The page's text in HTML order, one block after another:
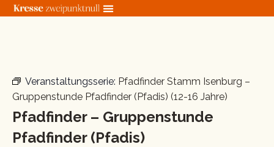
Zum
Veranstaltungsserie: Pfadfinder Stamm Isenburg –
Gruppenstunde Pfadfinder (Pfadis) (12-16 Jahre)
Pfadfinder – Gruppenstunde
Pfadfinder (Pfadis)